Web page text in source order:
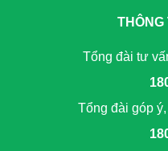
THÔNG
Tổng đài tư
Tổng đài góp